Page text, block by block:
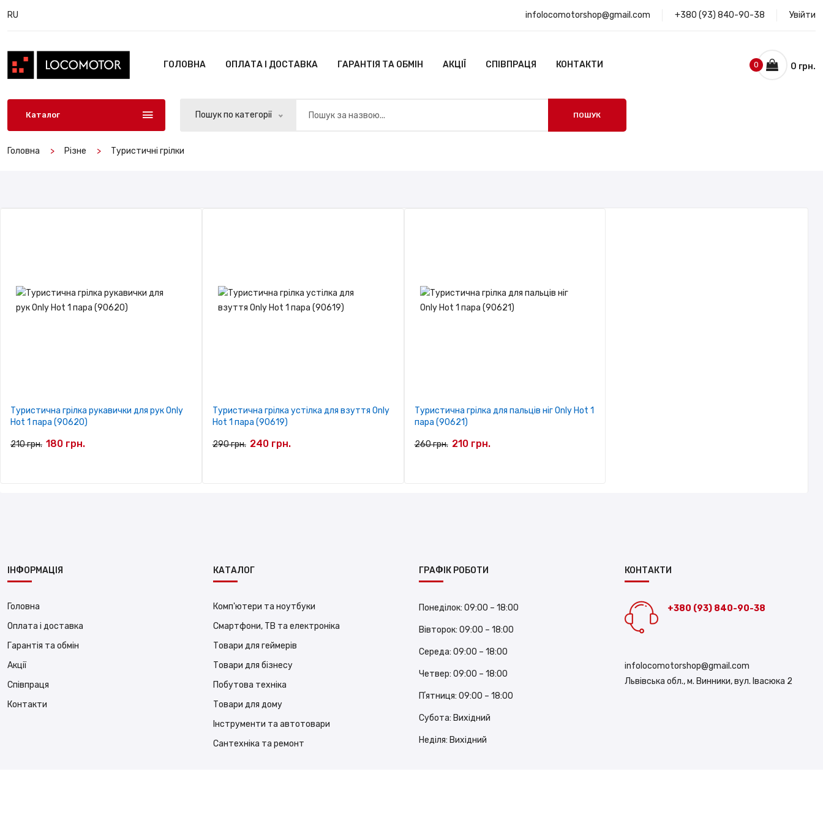
RU infolocomotorshop@gmail.com +380 (93) 840-90-38 Увійти
ГОЛОВНА ОПЛАТА І ДОСТАВКА ГАРАНТІЯ ТА ОБМІН АКЦІЇ СПІВПРАЦЯ КОНТАКТИ 0 грн.
0
Каталог Пошук по категорії ПОШУК
Головна Різне Туристичні грілки
Туристична грілка рукавички для рук Only
Hot 1 пара (90620)
210 грн. 180 грн.
Туристична грілка устілка для взуття Only
Hot 1 пара (90619)
290 грн. 240 грн.
Туристична грілка для пальців ніг Only Hot 1
пара (90621)
260 грн. 210 грн.
ІНФОРМАЦІЯ
Головна
Оплата і доставка
Гарантія та обмін
Акції
Співпраця
Контакти
КАТАЛОГ
Комп'ютери та ноутбуки
Смартфони, ТВ та електроніка
Товари для геймерів
Товари для бізнесу
Побутова техніка
Товари для дому
Інструменти та автотовари
Сантехніка та ремонт
ГРАФІК РОБОТИ
Понеділок: 09:00 – 18:00
Вівторок: 09:00 – 18:00
Середа: 09:00 – 18:00
Четвер: 09:00 – 18:00
Пʼятниця: 09:00 – 18:00
Субота: Вихідний
Неділя: Вихідний
КОНТАКТИ
+380 (93) 840-90-38
infolocomotorshop@gmail.com
Львівська обл., м. Винники, вул. Івасюка 2